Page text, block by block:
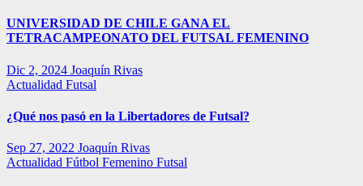
UNIVERSIDAD DE CHILE GANA EL
TETRACAMPEONATO DEL FUTSAL FEMENINO
Dic 2, 2024 Joaquín Rivas
Actualidad Futsal
¿Qué nos pasó en la Libertadores de Futsal?
Sep 27, 2022 Joaquín Rivas
Actualidad Fútbol Femenino Futsal